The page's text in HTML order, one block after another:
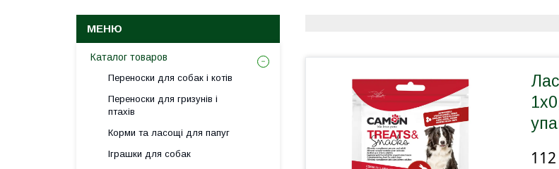
Каталог товаров
Переноски для собак і котів
Переноски для гризунів і
птахів
Корми та ласощі для папуг
Іграшки для собак